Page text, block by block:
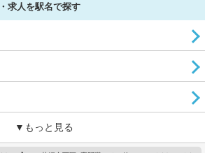
求人を駅名で探す
▼もっと見る